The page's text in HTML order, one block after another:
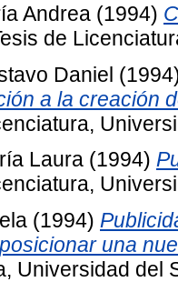
Andrea (1994)
de
Daniel
a la creación
Laura (1994)
(1994)
una
Universidad del